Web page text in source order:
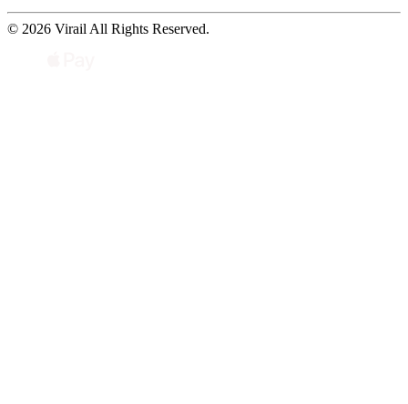
© 2026 Virail All Rights Reserved.